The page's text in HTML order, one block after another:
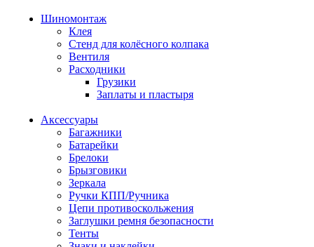
Шиномонтаж
Клея
Стенд для колёсного колпака
Вентиля
Расходники
Грузики
Заплаты и пластыря
Аксессуары
Багажники
Батарейки
Брелоки
Брызговики
Зеркала
Ручки КПП/Ручника
Цепи противоскольжения
Заглушки ремня безопасности
Тенты